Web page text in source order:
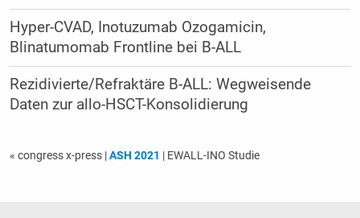
Hyper-CVAD, Inotuzumab Ozogamicin,
Blinatumomab Frontline bei B-ALL
Rezidivierte/Refraktäre B-ALL: Wegweisende
Daten zur allo-HSCT-Konsolidierung
« congress x-press |ASH 2021 | EWALL-INO Studie